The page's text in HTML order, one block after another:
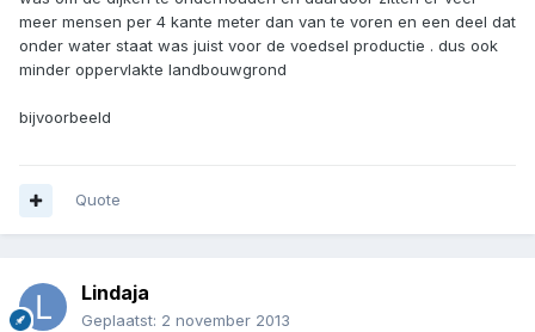
meer mensen per 4 kante meter dan van te voren en een deel dat
onder water staat was juist voor de voedsel productie . dus ook
minder oppervlakte landbouwgrond
bijvoorbeeld
Quote
Lindaja
Geplaatst: 2 november 2013